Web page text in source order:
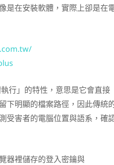
是在安裝軟體，實際上卻是在
行」的特性，意思是它會直接
下明顯的檔案路徑，因此傳統
受害者的電腦位置與語系，確
器裡儲存的登入密鑰與